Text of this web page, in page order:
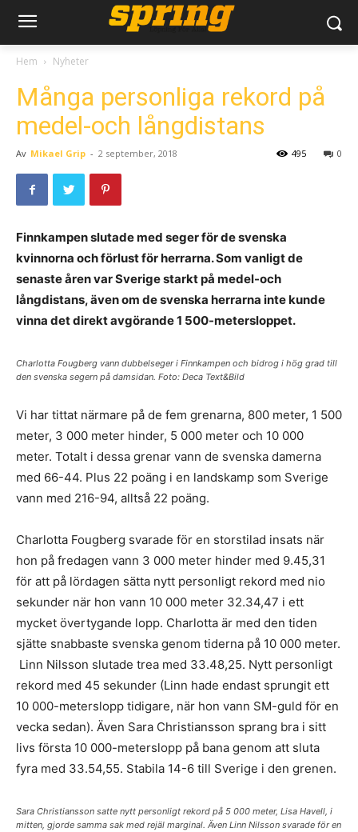
Hem Nyheter
Många personliga rekord på
medel-och långdistans
Av Mikael Grip - 2 september, 2018 0
495
Finnkampen slutade med seger för de svenska
kvinnorna och förlust för herrarna. Som vanligt de
senaste åren var Sverige starkt på medel-och
långdistans, även om de svenska herrarna inte kunde
vinna det direkt avgörande 1 500-metersloppet.
Charlotta Fougberg vann dubbelseger i Finnkampen och bidrog i hög grad till
den svenska segern på damsidan. Foto: Deca Text&Bild
Vi har tittat närmare på de fem grenarna, 800 meter, 1 500
meter, 3 000 meter hinder, 5 000 meter och 10 000
meter. Totalt i dessa grenar vann de svenska damerna
med 66-44. Plus 22 poäng i en landskamp som Sverige
vann med 216-94, alltså 22 poäng.
Charlotta Fougberg svarade för en storstilad insats när
hon på fredagen vann 3 000 meter hinder med 9.45,31
för att på lördagen sätta nytt personligt rekord med nio
sekunder när hon vann 10 000 meter 32.34,47 i ett
mycket övertygande lopp. Charlotta är med den tiden
sjätte snabbaste svenska genom tiderna på 10 000 meter.
Linn Nilsson slutade trea med 33.48,25. Nytt personligt
rekord med 45 sekunder (Linn hade endast sprungit ett
10 000-meterslopp tidigare, när hon vann SM-guld för en
vecka sedan). Även Sara Christiansson sprang bra i sitt
livs första 10 000-meterslopp på bana genom att sluta
fyra med 33.54,55. Stabila 14-6 till Sverige i den grenen.
Sara Christiansson satte nytt personligt rekord på 5 000 meter, Lisa Havell, i
mitten, gjorde samma sak med rejäl marginal. Även Linn Nilsson svarade för en